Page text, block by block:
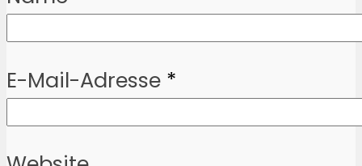
E-Mail-Adresse *